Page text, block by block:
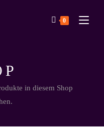
0
in diesem Shop